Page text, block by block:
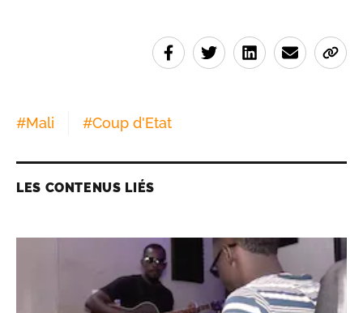
#Mali #Coup d'Etat
LES CONTENUS LIÉS